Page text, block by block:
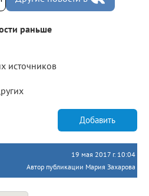
раньше
источников
Добавить
19 мая 2017 г. 10:04
Автор публикации Мария Захарова